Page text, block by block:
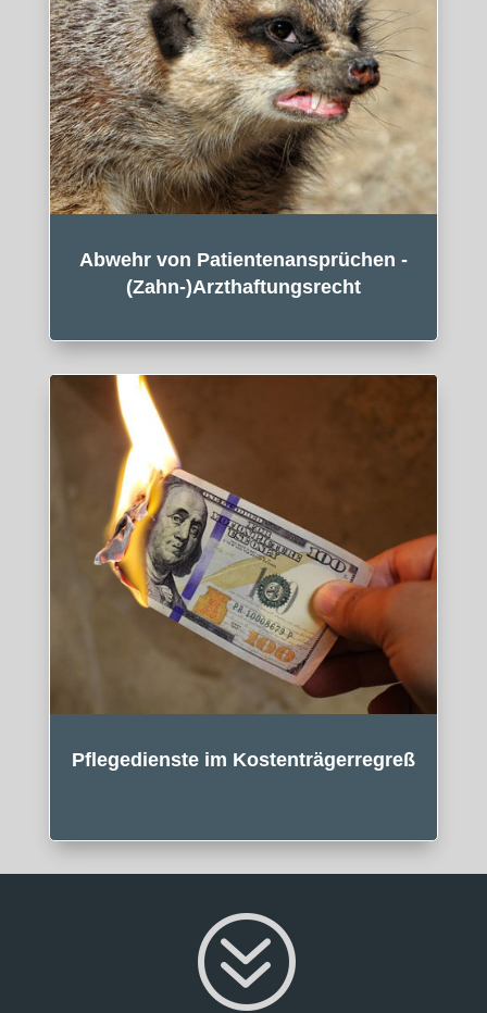
Abwehr von Patientenansprüchen -
(Zahn-)Arzthaftungsrecht
Pflegedienste im Kostenträgerregreß
?